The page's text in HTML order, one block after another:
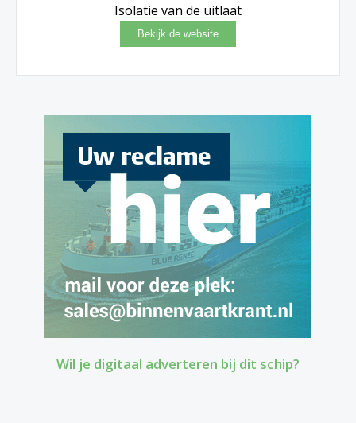
Isolatie van de uitlaat
Wil je digitaal adverteren bij dit schip?